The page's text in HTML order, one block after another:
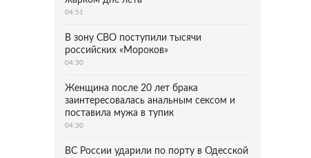
04:51
В зону СВО поступили тысячи
российских «Мороков»
04:30
Женщина после 20 лет брака
заинтересовалась анальным сексом и
поставила мужа в тупик
04:30
ВС России ударили по порту в Одесской